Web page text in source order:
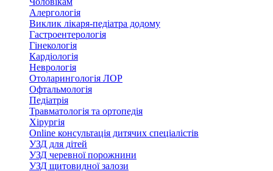
Алергологія
Виклик лікаря-педіатра додому
Гастроентерологія
Гінекологія
Кардіологія
Неврологія
Отоларингологія ЛОР
Офтальмологія
Педіатрія
Травматологія та ортопедія
Хірургія
Online консультація дитячих спеціалістів
УЗД для дітей
УЗД черевної порожнини
УЗД щитовидної залози